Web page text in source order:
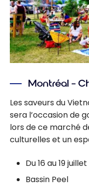
Montréal –
Les saveurs du
sera l’occasion de
lors de ce marché
culturelles et un
Du 16 au 19
Bassin Peel